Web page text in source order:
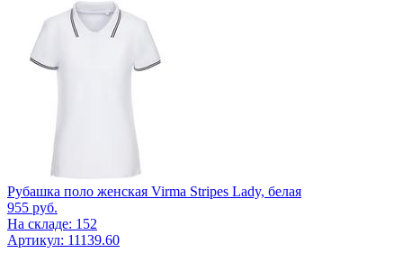
Рубашка поло женская Virma Stripes Lady, белая
955 руб.
На складе: 152
Артикул: 11139.60